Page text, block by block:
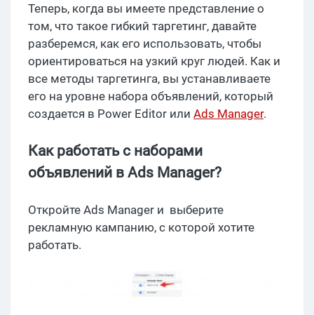
Теперь, когда вы имеете представление о
том, что такое гибкий таргетинг, давайте
разберемся, как его использовать, чтобы
ориентироваться на узкий круг людей. Как и
все методы таргетинга, вы устанавливаете
его на уровне набора объявлений, который
создается в Power Editor или Ads Manager.
Как работать с наборами
объявлений в Ads Manager?
Откройте Ads Manager и выберите
рекламную кампанию, с которой хотите
работать.